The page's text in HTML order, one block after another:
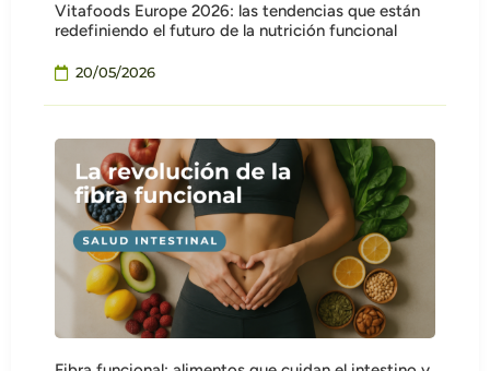
Vitafoods Europe 2026: las tendencias que están
redefiniendo el futuro de la nutrición funcional
20/05/2026